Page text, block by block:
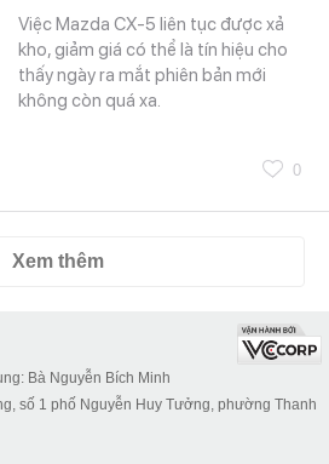
Việc Mazda CX-5 liên tục được xả
kho, giảm giá có thể là tín hiệu cho
thấy ngày ra mắt phiên bản mới
không còn quá xa.
0
Xem thêm
Bà Nguyễn Bích Minh
số 1 phố Nguyễn Huy Tưởng, phường Thanh